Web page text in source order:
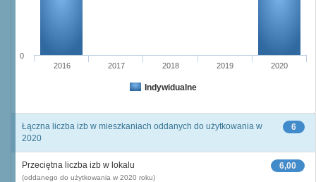
Indywidualne
2016 2017 2018 2019 2020
0
6
Łączna liczba izb w mieszkaniach oddanych do użytkowania w
2020
6,00
Przeciętna liczba izb w lokalu
(oddanego do użytkowania w 2020 roku)